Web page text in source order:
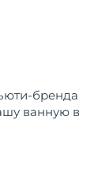
бренда
ванную в